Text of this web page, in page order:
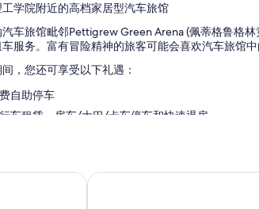
工学院附近的高档家居型汽车旅馆
汽车旅馆毗邻Pettigrew Green Arena (佩蒂格鲁格
服务。富有冒险精神的旅客可能会喜欢汽车旅馆
，您还可享受以下礼遇：
自助停车
车租赁、房车/大巴/卡车停车和快速退房
瑞士贝尔酒店纳皮尔